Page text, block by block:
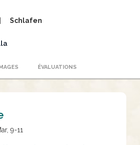
Schlafen
ÉVALUATIONS
9-11